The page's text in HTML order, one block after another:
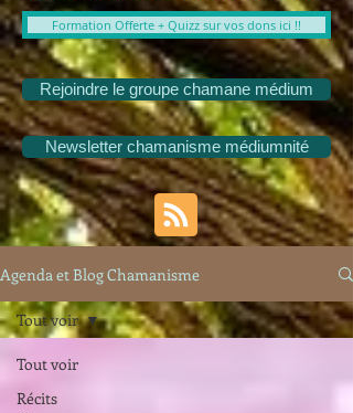
Formation Offerte + Quizz sur vos dons ici !!
Rejoindre le groupe chamane médium
Newsletter chamanisme médiumnité
Agenda et Blog Chamanisme
Tout voir
Récits
Tout voir